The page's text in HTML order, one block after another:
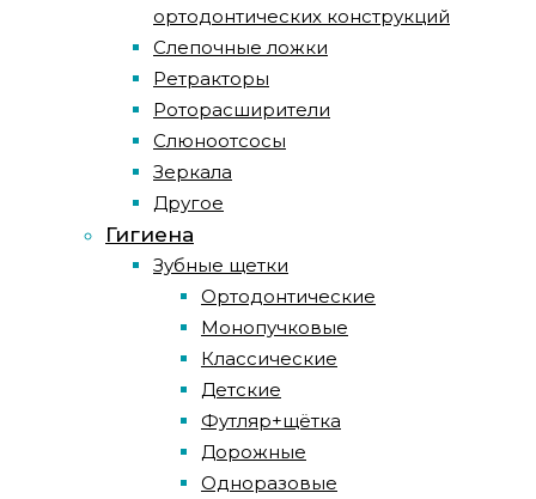
ортодонтических конструкций
Слепочные ложки
Ретракторы
Роторасширители
Слюноотсосы
Зеркала
Другое
Гигиена
Зубные щетки
Ортодонтические
Монопучковые
Классические
Детские
Футляр+щётка
Дорожные
Одноразовые